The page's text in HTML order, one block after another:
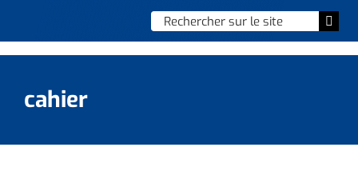
Chercher
:
Vie municipale
cahier